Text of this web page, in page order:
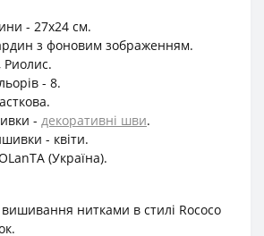
- 27х24 см.
з фоновим зображенням.
Риолис.
- 8.
- декоративні шви.
- квіти.
(Україна).
нитками в стилі Rococo